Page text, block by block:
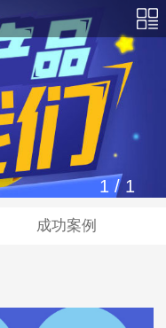
1 / 1
成功案例